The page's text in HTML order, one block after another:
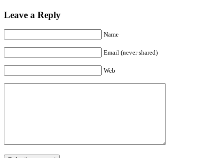
Leave a Reply
Name
Email (never shared)
Web